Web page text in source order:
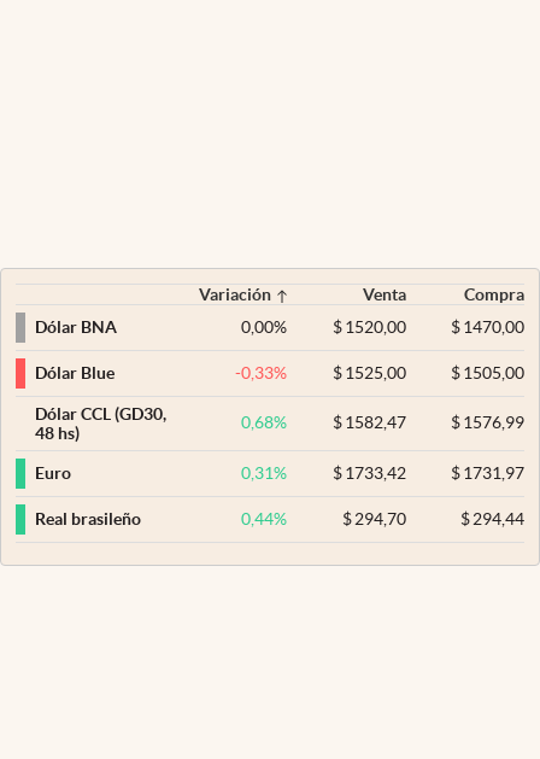
Variación Venta
Compra
Dólar BNA
0,00% $ 1520,00 $1470,00
Dólar Blue -0,33% $ 1525,00 $1505,00
Dólar CCL (GD30,
48 hs)
0,68% $ 1582,47 $1576,99
Euro 0,31% $ 1733,42 $1731,97
Real brasileño 0,44% $ 294,70 $294,44